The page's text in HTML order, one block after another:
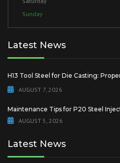
Sunday
Latest News
H13 Tool Steel for Die Casting:
AUGUST 7, 2026
Maintenance Tips for P20 Steel
AUGUST 5, 2026
Latest News